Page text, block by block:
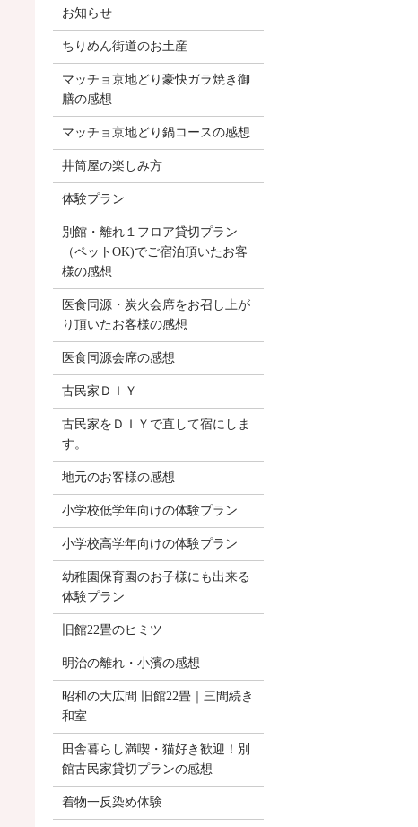
お知らせ
ちりめん街道のお土産
マッチョ京地どり豪快ガラ焼き御
膳の感想
マッチョ京地どり鍋コースの感想
井筒屋の楽しみ方
体験プラン
別館・離れ１フロア貸切プラン
（ペットOK)でご宿泊頂いたお客
様の感想
医食同源・炭火会席をお召し上が
り頂いたお客様の感想
医食同源会席の感想
古民家ＤＩＹ
古民家をＤＩＹで直して宿にしま
す。
地元のお客様の感想
小学校低学年向けの体験プラン
小学校高学年向けの体験プラン
幼稚園保育園のお子様にも出来る
体験プラン
旧館22畳のヒミツ
明治の離れ・小濱の感想
昭和の大広間 旧館22畳｜三間続き
和室
田舎暮らし満喫・猫好き歓迎！別
館古民家貸切プランの感想
着物一反染め体験